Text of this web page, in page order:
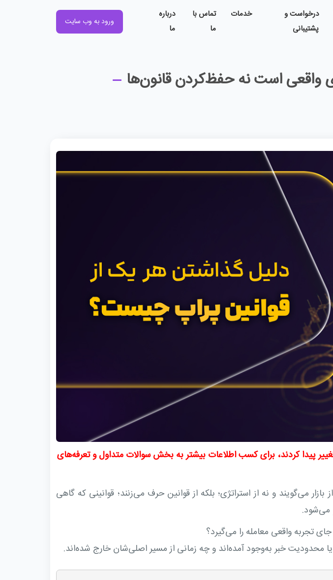
درخواست و
پشتیبانی
خدمات
تماس با
ما
درباره
ما
ورود به وب سایت
واقعی است نه حفظ‌کردن قانون‌ها
پیدا کردند، برای کسب اطلاعات بیشتر به بخش سوالات متداول و تعرفه‌های
می‌گویند و نه از استراتژی؛ بلکه از قوانین حرف می‌زنند؛ قوانینی که گاهی
می‌شود.
تجربه واقعی معامله را می‌گیرد؟
محدودیت خبر به‌وجود آمده‌اند و چه زمانی از مسیر اصلی‌شان خارج شده‌اند.